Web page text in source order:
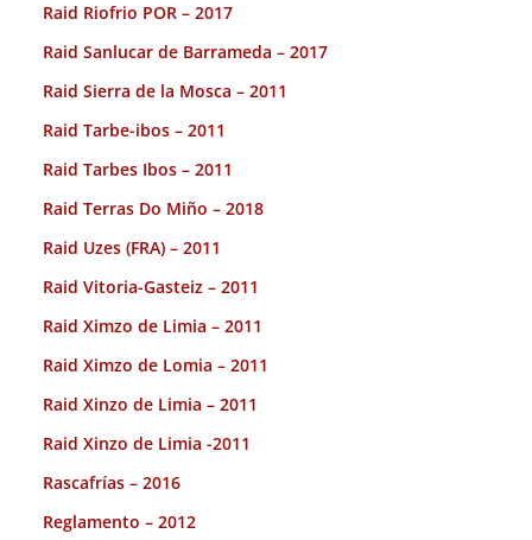
Raid Riofrio POR – 2017
Raid Sanlucar de Barrameda – 2017
Raid Sierra de la Mosca – 2011
Raid Tarbe-ibos – 2011
Raid Tarbes Ibos – 2011
Raid Terras Do Miño – 2018
Raid Uzes (FRA) – 2011
Raid Vitoria-Gasteiz – 2011
Raid Ximzo de Limia – 2011
Raid Ximzo de Lomia – 2011
Raid Xinzo de Limia – 2011
Raid Xinzo de Limia -2011
Rascafrías – 2016
Reglamento – 2012